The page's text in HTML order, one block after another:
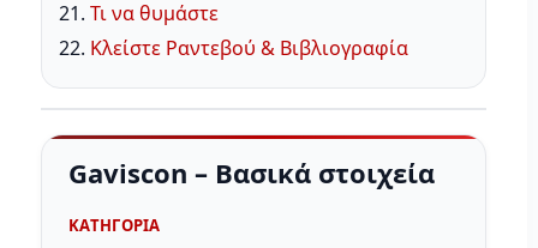
Τι να θυμάστε
Κλείστε Ραντεβού & Βιβλιογραφία
Gaviscon – Βασικά στοιχεία
ΚΑΤΗΓΟΡΊΑ